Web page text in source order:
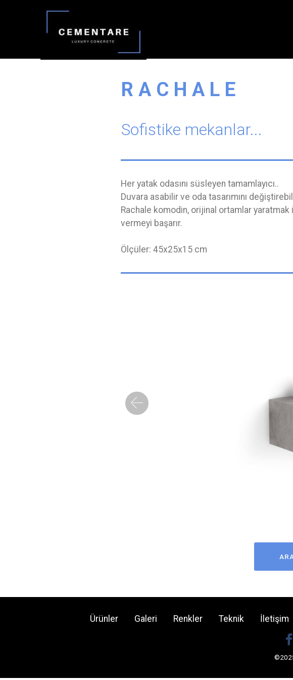
R A C H A L E
Sofistike mekanlar...
Her yatak odasını süsleyen tamamlayıcı..
Duvara asabilir ve oda tasarımını
Rachale komodin, orijinal ortamlar
vermeyi başarır.
Ölçüler: 45x25x15 cm
Previous
Ürünler Galeri Renkler Teknik İletişim